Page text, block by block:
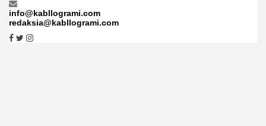
info@kabllogrami.com
redaksia@kabllogrami.com